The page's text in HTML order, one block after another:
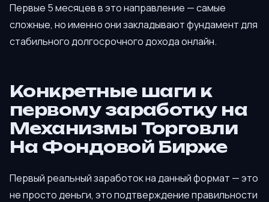
Первые 5 месяцев в это направление — самые
сложные, но именно они закладывают фундамент для
стабильного долгосрочного дохода онлайн.
Конкретные шаги к
первому заработку на
Механизмы Торговли
На Фондовой Бирже
Первый реальный заработок на данный формат — это
не просто деньги, это подтверждение правильности